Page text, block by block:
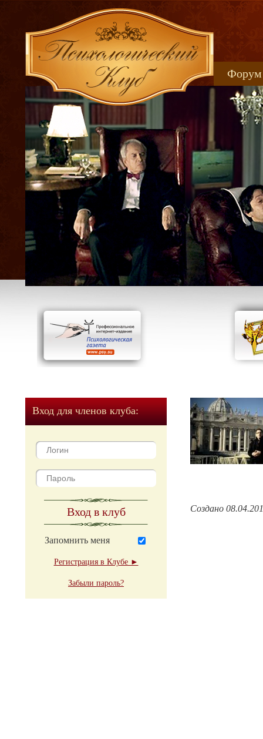
Форум
Вход для членов клуба:
Вход в клуб
Запомнить меня
Регистрация в Клубе ►
Забыли пароль?
Создано